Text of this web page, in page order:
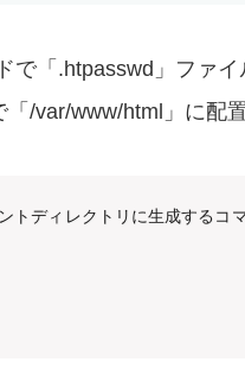
「.htpasswd」ファイ
/var/www/html」に配置
ディレクトリに生成するコ